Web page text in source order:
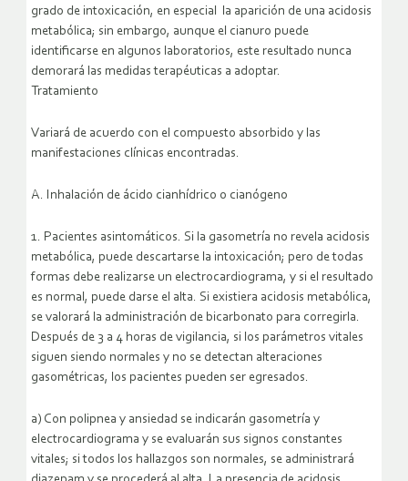
grado de intoxicación, en especial la aparición de una acidosis
metabólica; sin embargo, aunque el cianuro puede
identificarse en algunos laboratorios, este resultado nunca
demorará las medidas terapéuticas a adoptar.
Tratamiento
Variará de acuerdo con el compuesto absorbido y las
manifestaciones clínicas encontradas.
A. Inhalación de ácido cianhídrico o cianógeno
1. Pacientes asintomáticos. Si la gasometría no revela acidosis
metabólica, puede descartarse la intoxicación; pero de todas
formas debe realizarse un electrocardiograma, y si el resultado
es normal, puede darse el alta. Si existiera acidosis metabólica,
se valorará la administración de bicarbonato para corregirla.
Después de 3 a 4 horas de vigilancia, si los parámetros vitales
siguen siendo normales y no se detectan alteraciones
gasométricas, los pacientes pueden ser egresados.
a) Con polipnea y ansiedad se indicarán gasometría y
electrocardiograma y se evaluarán sus signos constantes
vitales; si todos los hallazgos son normales, se administrará